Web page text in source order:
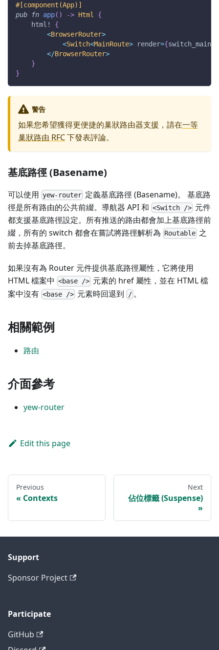
#[component(App)]
pub
fn app( ) -> Html
{
html!
{
<BrowserRouter>
<Switch<MainRoute> render={switch_main
</BrowserRouter>
}
}
警告
如果您希望獲得更便捷的巢狀路由器支援，請在一等
巢狀路由 RFC下發表評論。
基底路徑 (Basename)
可以使用 yew-router 定義基底路徑 (Basename)。 基底路
徑是所有路由的公共前綴。導航器 API 和 <Switch /> 元件
都支援基底路徑設定。所有推送的路由都會加上基底路徑前
綴，所有的 switch 都會在嘗試將路徑解析為 Routable 之
前去掉基底路徑。
如果沒有為 Router 元件提供基底路徑屬性，它將使用
HTML 檔案中 <base /> 元素的 href 屬性，並在 HTML 檔
案中沒有 <base /> 元素時回退到 /。
相關範例
路由
介面參考
yew-router
Edit this page
Previous
Contexts
Next
佔位標籤 (Suspense)
Support
Sponsor Project
Participate
GitHub